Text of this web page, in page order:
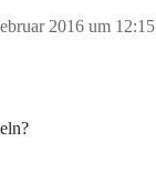
2016 um 12:15